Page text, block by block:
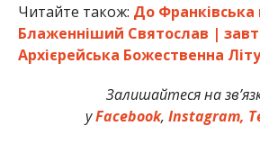
Читайте також: До Франківська
Блаженніший Святослав |
Архієрейська Божественна
Залишайтеся на
уFacebook, Instagram,